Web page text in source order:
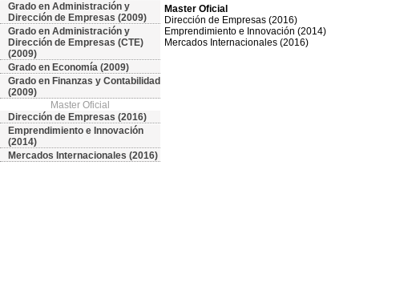
Grado en Administración y
Dirección de Empresas (2009)
Grado en Administración y
Dirección de Empresas (CTE)
(2009)
Grado en Economía (2009)
Grado en Finanzas y Contabilidad
(2009)
Master Oficial
Dirección de Empresas (2016)
Emprendimiento e Innovación
(2014)
Mercados Internacionales (2016)
Master Oficial
Dirección de Empresas (2016)
Emprendimiento e Innovación (2014)
Mercados Internacionales (2016)